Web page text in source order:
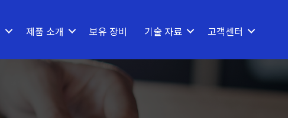
제품 소개 보유 장비 기술 자료 고객센터